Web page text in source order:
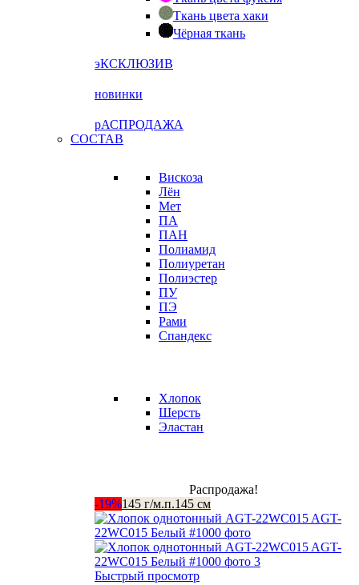
Ткань цвета хаки
Чёрная ткань
эКСКЛЮЗИВ
новинки
рАСПРОДАЖА
СОСТАВ
Вискоза
Лён
Мет
ПА
ПАН
Полиамид
Полиуретан
Полиэстер
ПУ
ПЭ
Рами
Спандекс
Хлопок
Шерсть
Эластан
Распродажа!
-19%145 г/м.п.145 см
Быстрый просмотр